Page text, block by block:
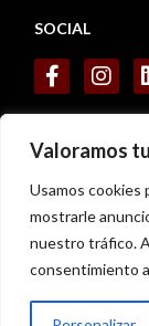
Valoramos
Usamos cookies
mostrarle
nuestro tráfico.
consentimiento
SOCIAL